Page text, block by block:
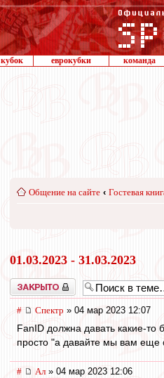
кубок еврокубки команда
Общение на сайте ‹ Гостевая
01.03.2023 - 31.03.2023
Закрыто
# Спектр » 04 мар 2023 12:07
FanID должна давать какие-то
просто "а давайте мы вам еще
# Ал » 04 мар 2023 12:06